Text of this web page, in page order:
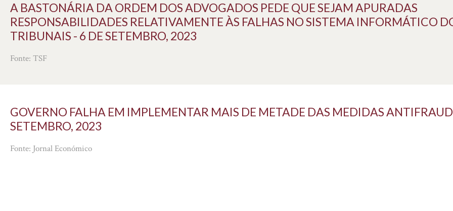
A BASTONÁRIA DA ORDEM DOS ADVOGADOS PEDE QUE SEJAM APURADAS
RESPONSABILIDADES RELATIVAMENTE ÀS FALHAS NO SISTEMA INFORMÁTICO
TRIBUNAIS - 6 DE SETEMBRO, 2023
Fonte: TSF
GOVERNO FALHA EM IMPLEMENTAR MAIS DE METADE DAS MEDIDAS
SETEMBRO, 2023
Fonte: Jornal Económico